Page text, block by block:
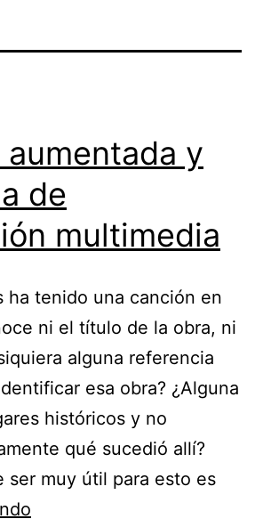
aumentada y
de
multimedia
ha tenido una canción en
ni el título de la obra, ni
alguna referencia
esa obra? ¿Alguna
históricos y no
qué sucedió allí?
ser muy útil para esto es